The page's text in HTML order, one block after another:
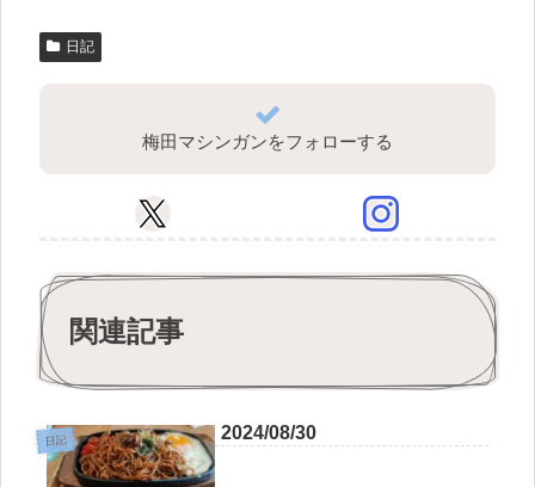
日記
梅田マシンガンをフォローする
関連記事
日記 2024/08/30